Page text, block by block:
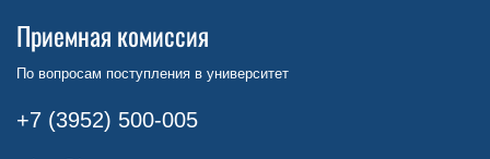
Приемная комиссия
По вопросам поступления в университет
+7 (3952) 500-005